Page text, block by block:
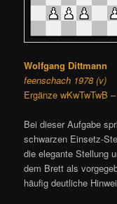
Wolfgang Dittmann
feenschach 1978 (v)
Ergänze wKwTwTwB
Bei dieser Aufgabe
schwarzen Einsetz-
die elegante Stellung
dem Brett als
häufig deutliche